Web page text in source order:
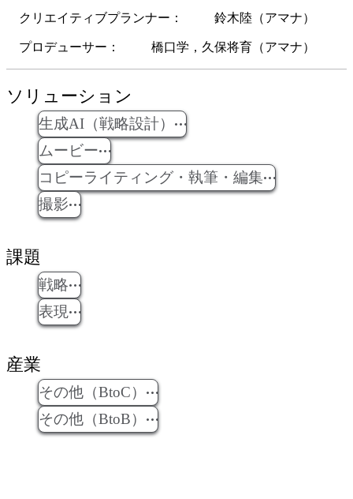
クリエイティブプランナー 鈴木陸 （アマナ）
プロデューサー 橋口学，久保将育 （アマナ）
ソリューション
生成AI（戦略設計）
ムービー
コピーライティング・執筆・編集
撮影
課題
戦略
表現
産業
その他（BtoC）
その他（BtoB）